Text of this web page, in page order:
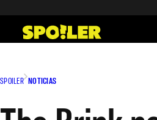
contenido
SPOILER NOTICIAS